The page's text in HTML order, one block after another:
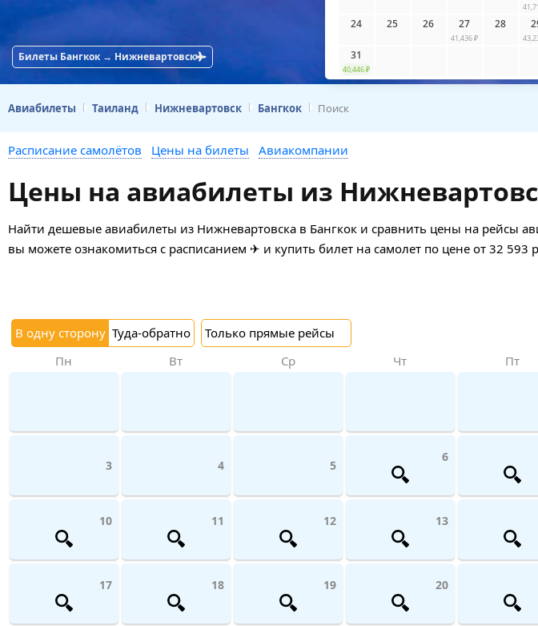
24 25 26 27
41,436 ₽
28
31
40,446 ₽
Билеты Бангкок → Нижневартовск
Авиабилеты Таиланд Нижневартовск Бангкок Поиск
Расписание самолётов Цены на билеты Авиакомпании
Цены на авиабилеты из
Найти дешевые авиабилеты из Нижневартовска в Бангкок и сравнить цены на рейсы
вы можете ознакомиться с расписанием ✈ и купить билет на самолет по цене от 32 593
В одну сторону Туда-обратно Только прямые рейсы
Пн Вт Ср Чт Пт
3 4 5
6
10 11 12 13
17 18 19 20